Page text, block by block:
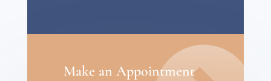
Make an Appointment